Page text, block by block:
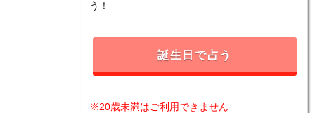
う！
誕生日で占う
※20歳未満はご利用できません